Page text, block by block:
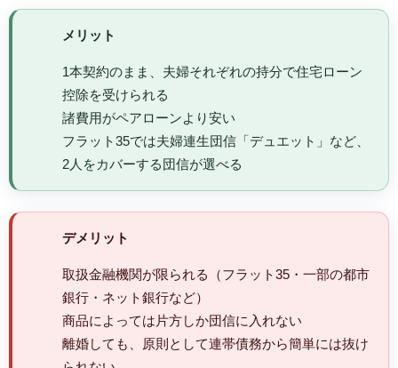
メリット
1本契約のまま、夫婦それぞれの持分で住宅ローン
控除を受けられる
諸費用がペアローンより安い
フラット35では夫婦連生団信「デュエット」など、
2人をカバーする団信が選べる
デメリット
取扱金融機関が限られる（フラット35・一部の都市
銀行・ネット銀行など）
商品によっては片方しか団信に入れない
離婚しても、原則として連帯債務から簡単には抜け